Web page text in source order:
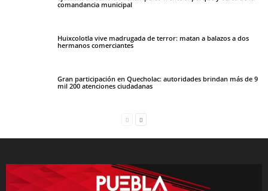
comandancia municipal
Huixcolotla vive madrugada de terror: matan a balazos a dos
hermanos comerciantes
Gran participación en Quecholac: autoridades brindan más de 9
mil 200 atenciones ciudadanas